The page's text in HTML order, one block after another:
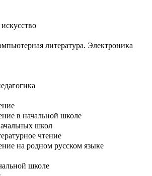
литература. Электроника
в начальной школе
школ
чтение
на родном русском языке
школе